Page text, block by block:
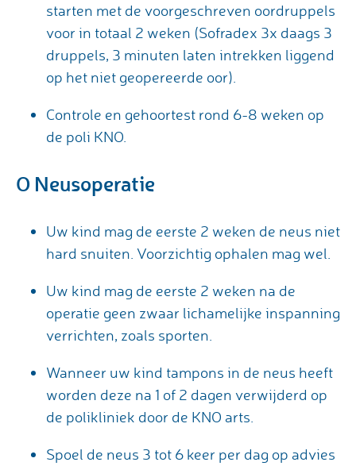
starten met de voorgeschreven oordruppels
voor in totaal 2 weken (Sofradex 3x daags 3
druppels, 3 minuten laten intrekken liggend
op het niet geopereerde oor).
Controle en gehoortest rond 6-8 weken op
de poli KNO.
O Neusoperatie
Uw kind mag de eerste 2 weken de neus niet
hard snuiten. Voorzichtig ophalen mag wel.
Uw kind mag de eerste 2 weken na de
operatie geen zwaar lichamelijke inspanning
verrichten, zoals sporten.
Wanneer uw kind tampons in de neus heeft
worden deze na 1 of 2 dagen verwijderd op
de polikliniek door de KNO arts.
Spoel de neus 3 tot 6 keer per dag op advies